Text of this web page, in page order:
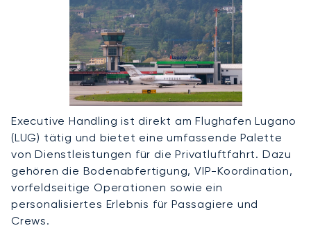
Executive Handling ist direkt am Flughafen Lugano
(LUG) tätig und bietet eine umfassende Palette
von Dienstleistungen für die Privatluftfahrt. Dazu
gehören die Bodenabfertigung, VIP-Koordination,
vorfeldseitige Operationen sowie ein
personalisiertes Erlebnis für Passagiere und
Crews.